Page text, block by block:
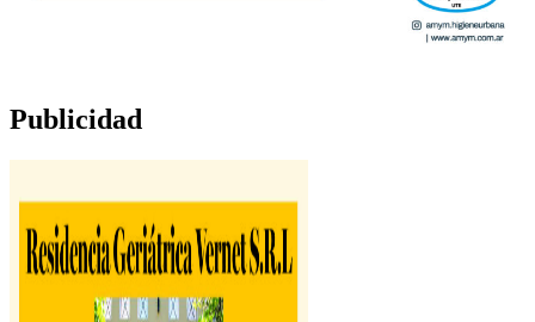
Publicidad